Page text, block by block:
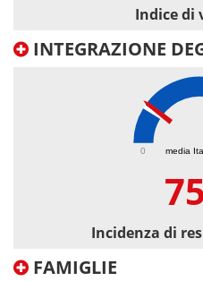
Indice di
INTEGRAZIONE
media
0
Incidenza di
FAMIGLIE